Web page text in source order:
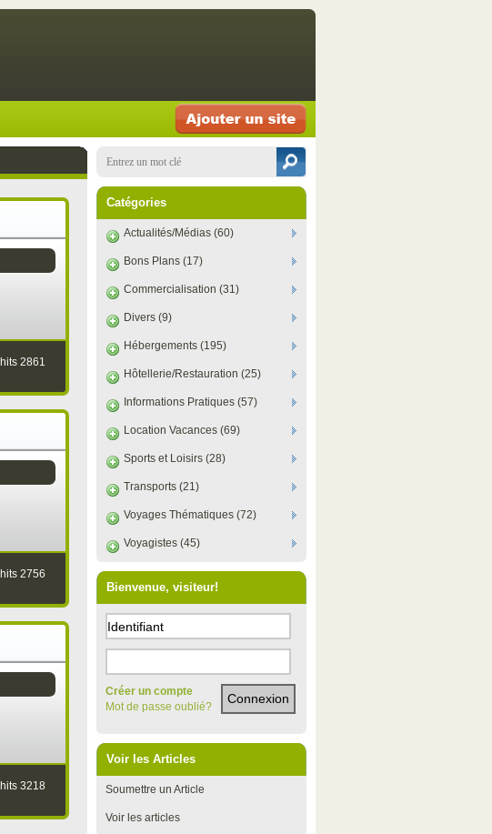
hits 2861
hits 2756
hits 3218
Catégories
Actualités/Médias (60)
Bons Plans (17)
Commercialisation (31)
Divers (9)
Hébergements (195)
Hôtellerie/Restauration (25)
Informations Pratiques (57)
Location Vacances (69)
Sports et Loisirs (28)
Transports (21)
Voyages Thématiques (72)
Voyagistes (45)
Bienvenue, visiteur!
Créer un compte
Mot de passe oublié?
Voir les Articles
Soumettre un Article
Voir les articles